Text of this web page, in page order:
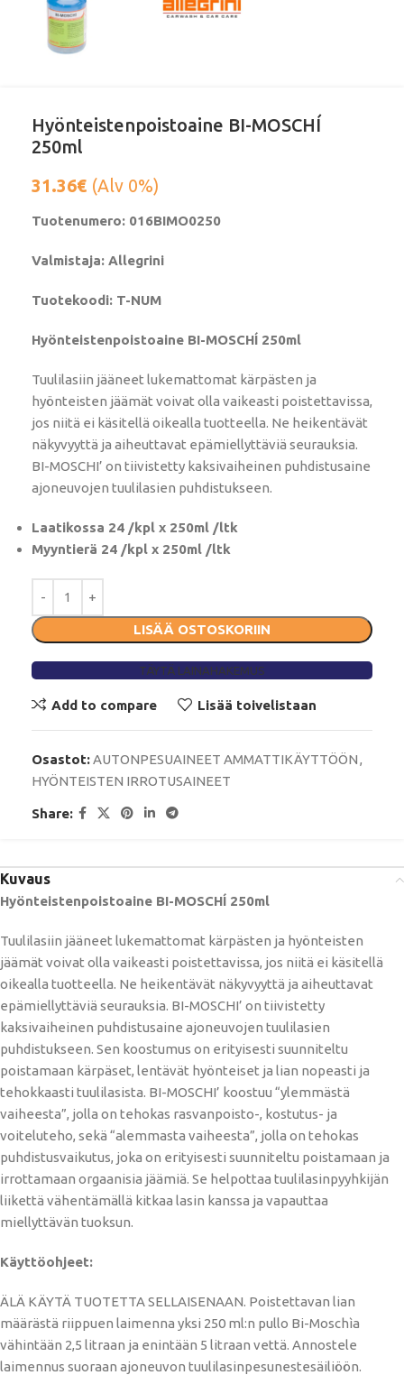
Hyönteistenpoistoaine BI-MOSCHÍ
250ml
31.36€ (Alv 0%)
Tuotenumero: 016BIMO0250
Valmistaja: Allegrini
Tuotekoodi: T-NUM
Hyönteistenpoistoaine BI-MOSCHÍ 250ml
Tuulilasiin jääneet lukemattomat kärpästen ja
hyönteisten jäämät voivat olla vaikeasti poistettavissa,
jos niitä ei käsitellä oikealla tuotteella. Ne heikentävät
näkyvyyttä ja aiheuttavat epämiellyttäviä seurauksia.
BI-MOSCHI’ on tiivistetty kaksivaiheinen puhdistusaine
ajoneuvojen tuulilasien puhdistukseen.
Laatikossa 24 /kpl x 250ml /ltk
Myyntierä 24 /kpl x 250ml /ltk
LISÄÄ OSTOSKORIIN
TÄYTÄ LAINAHAKEMUS
Add to compare Lisää toivelistaan
Osastot:AUTONPESUAINEET AMMATTIKÄYTTÖÖN,
HYÖNTEISTEN IRROTUSAINEET
Share:
Kuvaus
Hyönteistenpoistoaine BI-MOSCHÍ 250ml
Tuulilasiin jääneet lukemattomat kärpästen ja hyönteisten
jäämät voivat olla vaikeasti poistettavissa, jos niitä ei käsitellä
oikealla tuotteella. Ne heikentävät näkyvyyttä ja aiheuttavat
epämiellyttäviä seurauksia. BI-MOSCHI’ on tiivistetty
kaksivaiheinen puhdistusaine ajoneuvojen tuulilasien
puhdistukseen. Sen koostumus on erityisesti suunniteltu
poistamaan kärpäset, lentävät hyönteiset ja lian nopeasti ja
tehokkaasti tuulilasista. BI-MOSCHI’ koostuu “ylemmästä
vaiheesta”, jolla on tehokas rasvanpoisto-, kostutus- ja
voiteluteho, sekä “alemmasta vaiheesta”, jolla on tehokas
puhdistusvaikutus, joka on erityisesti suunniteltu poistamaan ja
irrottamaan orgaanisia jäämiä. Se helpottaa tuulilasinpyyhkijän
liikettä vähentämällä kitkaa lasin kanssa ja vapauttaa
miellyttävän tuoksun.
Käyttöohjeet:
ÄLÄ KÄYTÄ TUOTETTA SELLAISENAAN. Poistettavan lian
määrästä riippuen laimenna yksi 250 ml:n pullo Bi-Moschìa
vähintään 2,5 litraan ja enintään 5 litraan vettä. Annostele
laimennus suoraan ajoneuvon tuulilasinpesunestesäiliöön.